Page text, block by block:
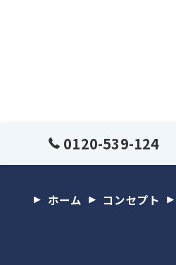
0120-539-124
ホーム コンセプト